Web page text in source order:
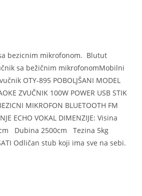
bezicnim mikrofonom. Blutut
sa bežičnim mikrofonomMobilni
OTY-895 POBOLJŠANI MODEL
ZVUČNIK 100W POWER USB STIK
MIKROFON BLUETOOTH FM
ECHO VOKAL DIMENZIJE: Visina
Dubina 2500cm Tezina 5kg
Odličan stub koji ima sve na sebi.